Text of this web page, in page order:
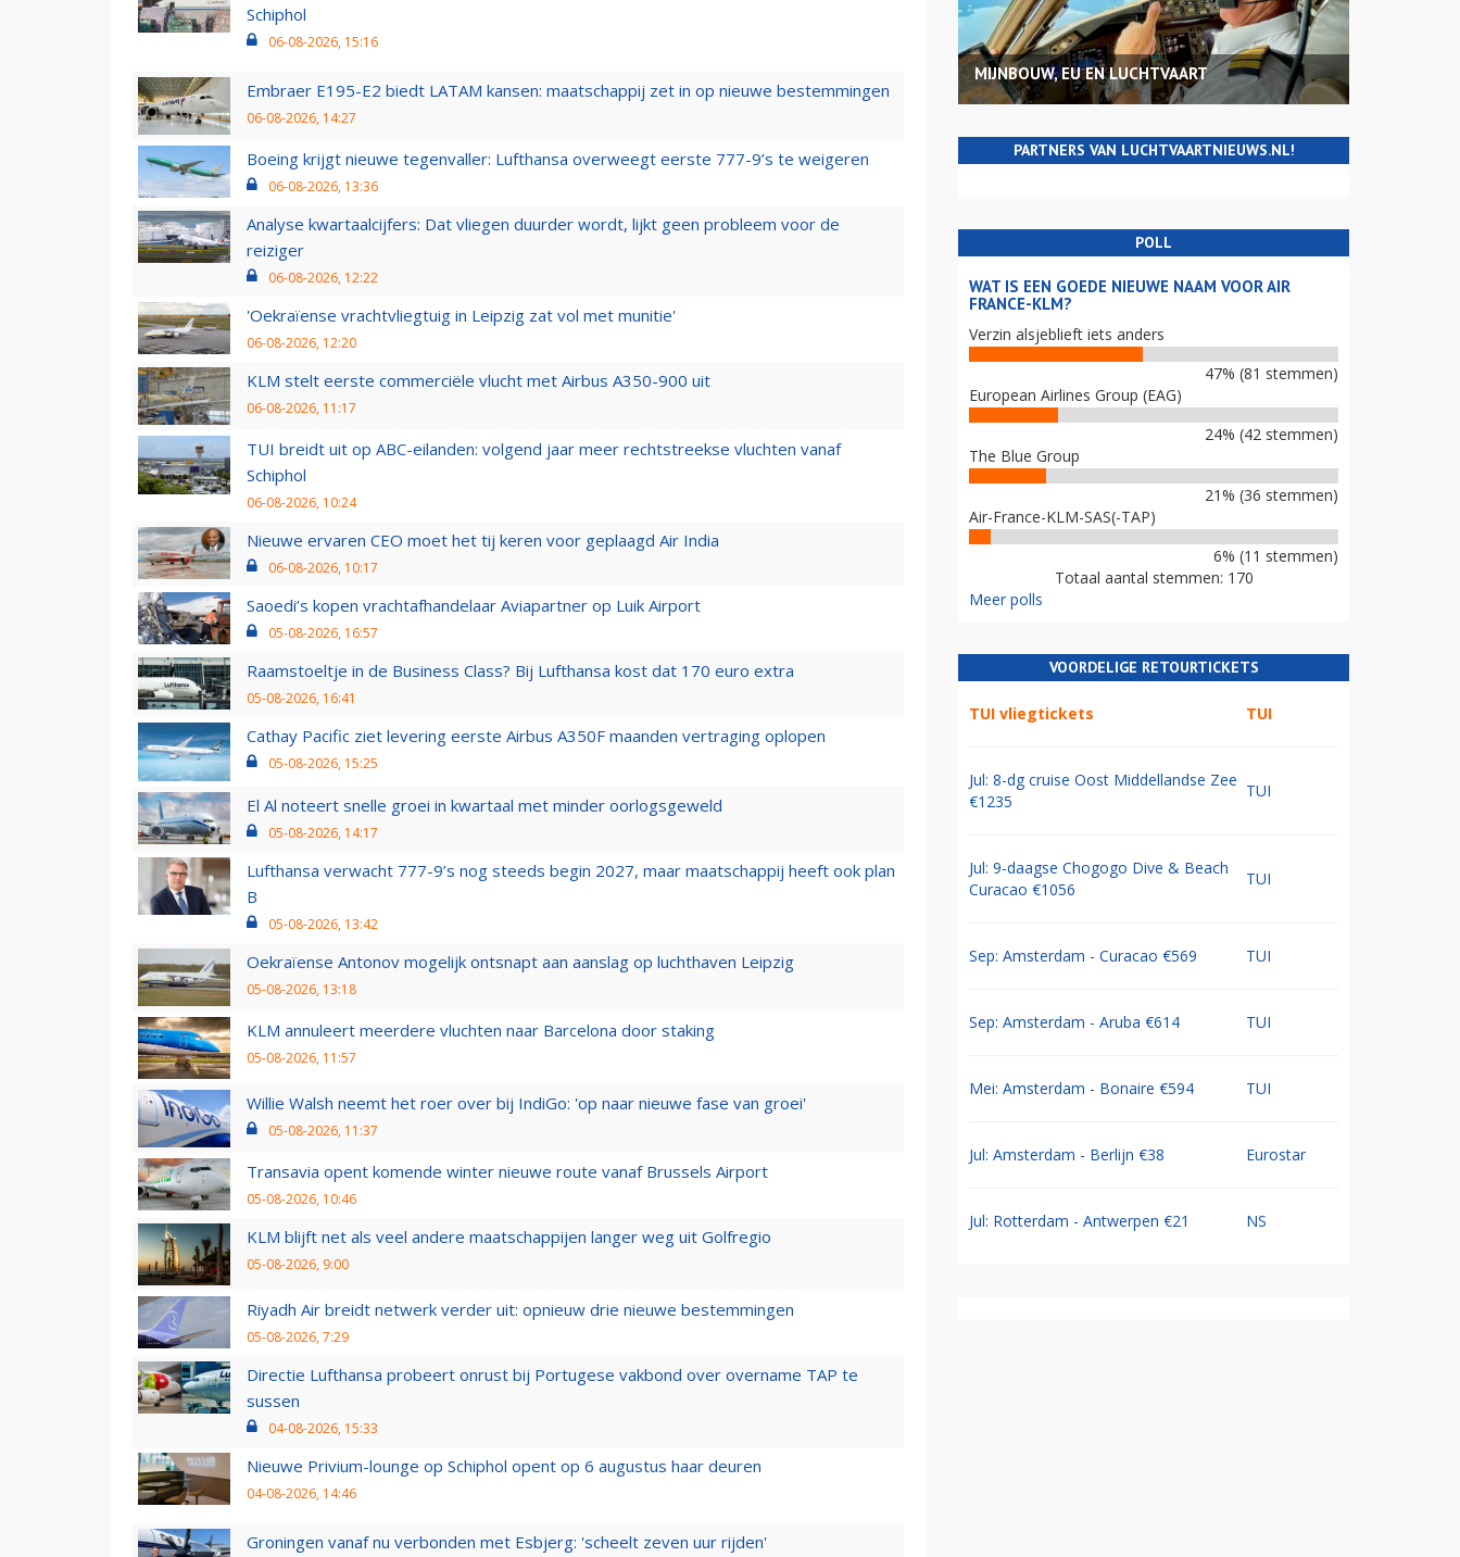
Schiphol
06-08-2026, 15:16
Embraer E195-E2 biedt LATAM kansen: maatschappij zet in op nieuwe bestemmingen
06-08-2026, 14:27
Boeing krijgt nieuwe tegenvaller: Lufthansa overweegt eerste 777-9’s te weigeren
06-08-2026, 13:36
Analyse kwartaalcijfers: Dat vliegen duurder wordt, lijkt geen probleem voor de
reiziger
06-08-2026, 12:22
'Oekraïense vrachtvliegtuig in Leipzig zat vol met munitie'
06-08-2026, 12:20
KLM stelt eerste commerciële vlucht met Airbus A350-900 uit
06-08-2026, 11:17
TUI breidt uit op ABC-eilanden: volgend jaar meer rechtstreekse vluchten vanaf
Schiphol
06-08-2026, 10:24
Nieuwe ervaren CEO moet het tij keren voor geplaagd Air India
06-08-2026, 10:17
Saoedi’s kopen vrachtafhandelaar Aviapartner op Luik Airport
05-08-2026, 16:57
Raamstoeltje in de Business Class? Bij Lufthansa kost dat 170 euro extra
05-08-2026, 16:41
Cathay Pacific ziet levering eerste Airbus A350F maanden vertraging oplopen
05-08-2026, 15:25
El Al noteert snelle groei in kwartaal met minder oorlogsgeweld
05-08-2026, 14:17
Lufthansa verwacht 777-9’s nog steeds begin 2027, maar maatschappij heeft ook plan
B
05-08-2026, 13:42
Oekraïense Antonov mogelijk ontsnapt aan aanslag op luchthaven Leipzig
05-08-2026, 13:18
KLM annuleert meerdere vluchten naar Barcelona door staking
05-08-2026, 11:57
Willie Walsh neemt het roer over bij IndiGo: 'op naar nieuwe fase van groei'
05-08-2026, 11:37
Transavia opent komende winter nieuwe route vanaf Brussels Airport
05-08-2026, 10:46
KLM blijft net als veel andere maatschappijen langer weg uit Golfregio
05-08-2026, 9:00
Riyadh Air breidt netwerk verder uit: opnieuw drie nieuwe bestemmingen
05-08-2026, 7:29
Directie Lufthansa probeert onrust bij Portugese vakbond over overname TAP te
sussen
04-08-2026, 15:33
Nieuwe Privium-lounge op Schiphol opent op 6 augustus haar deuren
04-08-2026, 14:46
Groningen vanaf nu verbonden met Esbjerg: 'scheelt zeven uur rijden'
MIJNBOUW, EU EN LUCHTVAART
PARTNERS VAN LUCHTVAARTNIEUWS.NL!
POLL
WAT IS EEN GOEDE NIEUWE NAAM VOOR AIR
FRANCE-KLM?
Verzin alsjeblieft iets anders
47% (81 stemmen)
European Airlines Group (EAG)
24% (42 stemmen)
The Blue Group
21% (36 stemmen)
Air-France-KLM-SAS(-TAP)
6% (11 stemmen)
Totaal aantal stemmen: 170
Meer polls
VOORDELIGE RETOURTICKETS
TUI vliegtickets TUI
Jul: 8-dg cruise Oost Middellandse Zee
€1235
TUI
Jul: 9-daagse Chogogo Dive & Beach
Curacao €1056
TUI
Sep: Amsterdam - Curacao €569 TUI
Sep: Amsterdam - Aruba €614 TUI
Mei: Amsterdam - Bonaire €594 TUI
Jul: Amsterdam - Berlijn €38 Eurostar
Jul: Rotterdam - Antwerpen €21 NS